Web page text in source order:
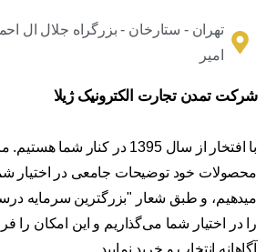
تهران - ستارخان - بزرگراه جلال ال
امیر
شرکت تمدن تجارت الکترونیک ژیلا
با افتخار از سال 1395 در کنار
محصولات خود توضیحات جامعی در اختیار
میدهیم، و طبق شعار "بزرگترین سرمایه
را در اختیار شما می‌گذاریم و این امکان را